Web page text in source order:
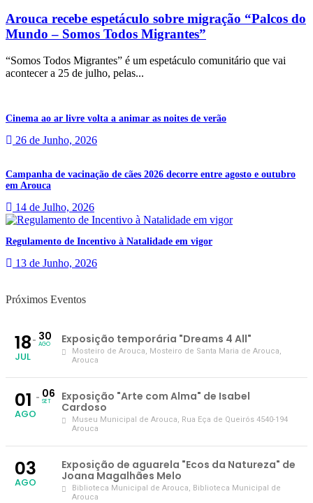
Arouca recebe espetáculo sobre migração “Palcos do
Mundo – Somos Todos Migrantes”
“Somos Todos Migrantes” é um espetáculo comunitário que vai
acontecer a 25 de julho, pelas...
Cinema ao ar livre volta a animar as noites de verão
26 de Junho, 2026
Campanha de vacinação de cães 2026 decorre entre agosto e outubro
em Arouca
14 de Julho, 2026
Regulamento de Incentivo à Natalidade em vigor
13 de Junho, 2026
Próximos Eventos
18
JUL
30
AGO Exposição temporária "Dreams 4 All"
Mosteiro de Arouca, Mosteiro de Santa Maria de Arouca,
Arouca
01
AGO
06
SET
Exposição "Arte com Alma" de Isabel
Cardoso
Museu Municipal de Arouca, Rua Eça de Queirós 4540-194
Arouca
03
AGO
Exposição de aguarela "Ecos da Natureza" de
Joana Magalhães Melo
Biblioteca Municipal de Arouca, Biblioteca Municipal de
Arouca